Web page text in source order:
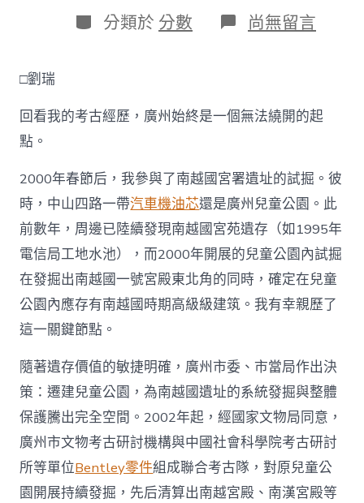
日
期
分
類
分類於 分數 在
〈OSDER
零
件
州：
一
座
“生
長
型”
歷
史
文
明
的
考
古
廣
告〉
中
尚無留言
□劉瑞
回看我的考古經歷，廣州始終是一個無法繞開的起
點。
2000年春節后，我參與了南越國宮署遺址的試掘。彼
時，中山四路一帶汽車機油芯還是廣州兒童公園。此
前數年，周邊已陸續發現南越國宮苑遺存（如1995年
電信局工地水池），而2000年開展的兒童公園內試掘
在發掘出南越國一號宮殿東北角的同時，確定在兒童
公園內應存有南越國時期高級級建筑。我有幸親歷了
這一關鍵節點。
隨著遺存價值的敏捷明確，廣州市委、市當局作出決
策：遷建兒童公園，為南越國遺址的系統發掘與整體
保護騰出完全空間。2002年起，經國家文物局同意，
廣州市文物考古研討機構與中國社會科學院考古研討
所等單位Bentley零件組成聯合考古隊，對原兒童公
園開展持續發掘，先后清算出南越宮殿、南漢宮殿等